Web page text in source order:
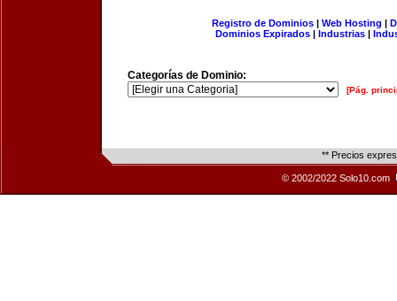
Registro de Dominios| Web Hosting |
Dominios Expirados | Industrias |
Categorías de Dominio:
[Pág.
** Precios
© 2002/2022 Solo10.com